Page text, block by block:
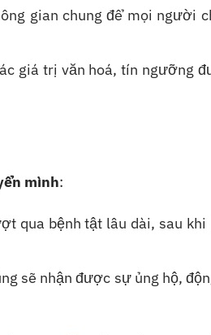
gian chung để mọi người
giá trị văn hoá, tín ngưỡng
mình:
qua bệnh tật lâu dài, sau
sẽ nhận được sự ủng hộ,